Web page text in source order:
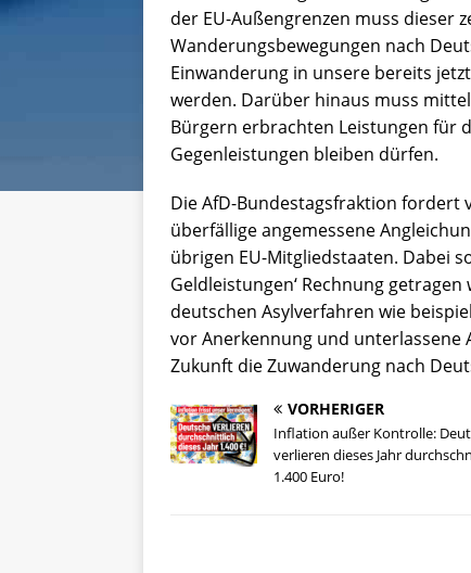
der EU-Außengrenzen muss dieser
Wanderungsbewegungen nach
Einwanderung in unsere bereits
werden. Darüber hinaus muss
Bürgern erbrachten Leistungen für
Gegenleistungen bleiben dürfen.
Die AfD-Bundestagsfraktion fordert
überfällige angemessene
übrigen EU-Mitgliedstaaten. Dabei
Geldleistungen‘ Rechnung
deutschen Asylverfahren wie
vor Anerkennung und unterlassene
Zukunft die Zuwanderung nach
VORHERIGER
Inflation außer Kontrolle:
verlieren dieses Jahr
1.400 Euro!